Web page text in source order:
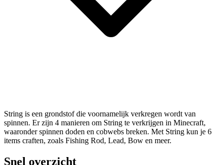
String is een grondstof die voornamelijk verkregen wordt van
spinnen. Er zijn 4 manieren om String te verkrijgen in Minecraft,
waaronder spinnen doden en cobwebs breken. Met String kun je 6
items craften, zoals Fishing Rod, Lead, Bow en meer.
Snel overzicht